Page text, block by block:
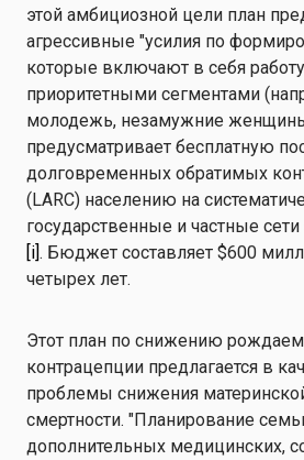
этой амбициозной цели план
агрессивные "усилия по
которые включают в себя
приоритетными сегментами
молодежь, незамужние
предусматривает бесплатную
долговременных обратимых
(LARC) населению на
государственные и частные
[i]. Бюджет составляет $600
четырех лет.
Этот план по снижению
контрацепции предлагается в
проблемы снижения
смертности. "Планирование
дополнительных медицинских,